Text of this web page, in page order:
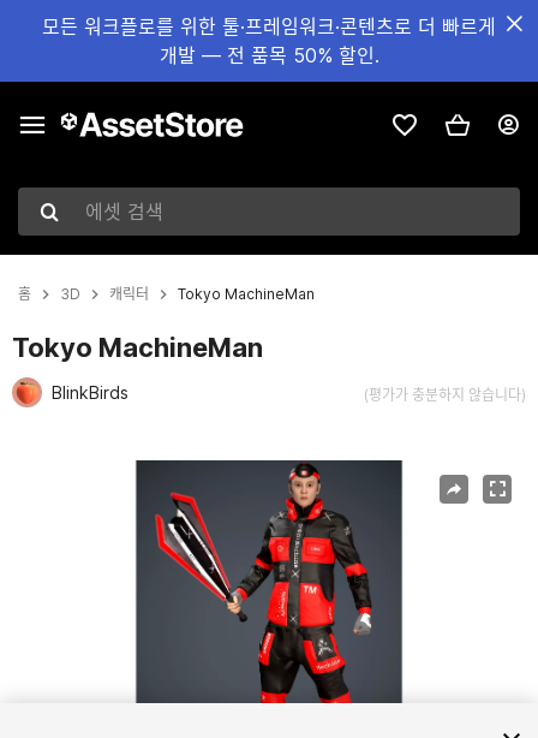
모든 워크플로를 위한 툴·프레임워크·콘텐츠로 더 빠르게
개발 — 전 품목 50% 할인.
에셋 검색
홈 3D 캐릭터 Tokyo MachineMan
Tokyo MachineMan
BlinkBirds (평가가 충분하지 않습니다)